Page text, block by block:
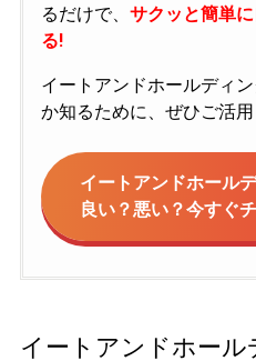
るだけで、 サクッと簡単
る!
イートアンドホールディ
か知るために、ぜひご活用
イートアンドホール
良い？悪い？今すぐ
イートアンドホー